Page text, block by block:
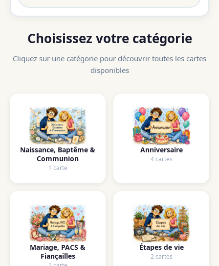
Choisissez votre catégorie
Cliquez sur une catégorie pour découvrir toutes les cartes
disponibles
Naissance, Baptême &
Communion
1 carte
Anniversaire
4 cartes
Mariage, PACS &
Fiançailles
Étapes de vie
2 cartes